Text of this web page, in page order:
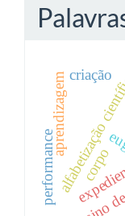
ensino
aprendizagem
performance corpo
criação